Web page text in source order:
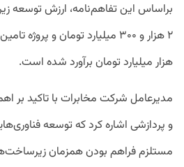
براساس این تفاهم‌نامه، ارزش توسعه
هزار میلیارد تومان برآورد شده است.
مدیرعامل شرکت مخابرات با تاکید بر
و پردازشی اشاره کرد که توسعه‌
مستلزم فراهم بودن همزمان